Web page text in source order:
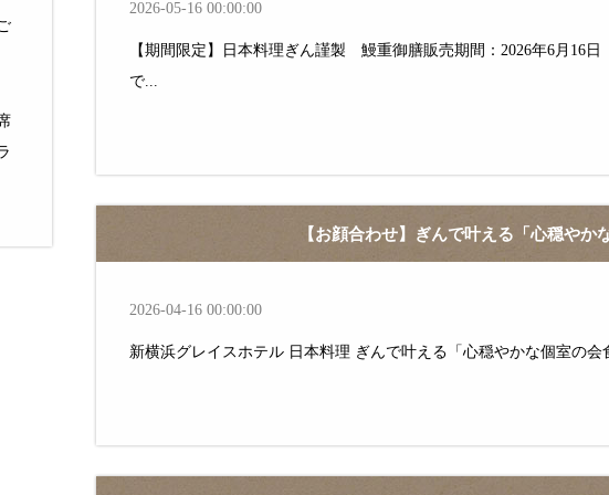
2026-05-16 00:00:00
【期間限定】日本料理ぎん謹製 鰻重御膳販売期間：2026年6月16
で...
【お顔合わせ】ぎんで叶える「心穏やか
2026-04-16 00:00:00
新横浜グレイスホテル 日本料理 ぎんで叶える「心穏やかな個室の